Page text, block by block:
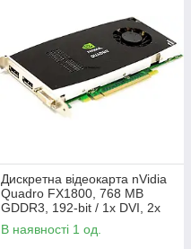
Дискретна відеокарта nVidia
Quadro FX1800, 768 MB
GDDR3, 192-bit / 1x DVI, 2x
DisplayPort
В наявності 1 од.